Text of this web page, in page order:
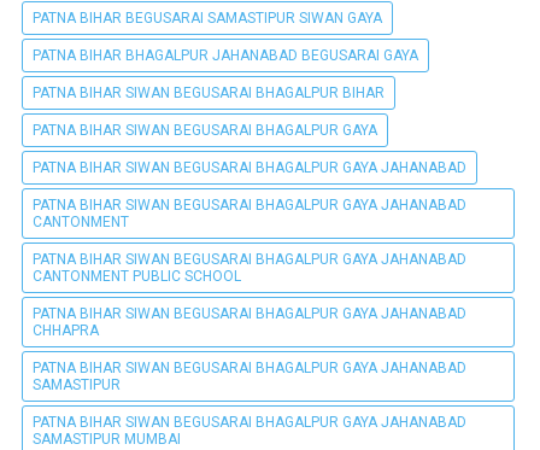
PATNA BIHAR BEGUSARAI SAMASTIPUR SIWAN GAYA
PATNA BIHAR BHAGALPUR JAHANABAD BEGUSARAI GAYA
PATNA BIHAR SIWAN BEGUSARAI BHAGALPUR BIHAR
PATNA BIHAR SIWAN BEGUSARAI BHAGALPUR GAYA
PATNA BIHAR SIWAN BEGUSARAI BHAGALPUR GAYA JAHANABAD
PATNA BIHAR SIWAN BEGUSARAI BHAGALPUR GAYA JAHANABAD
CANTONMENT
PATNA BIHAR SIWAN BEGUSARAI BHAGALPUR GAYA JAHANABAD
CANTONMENT PUBLIC SCHOOL
PATNA BIHAR SIWAN BEGUSARAI BHAGALPUR GAYA JAHANABAD
CHHAPRA
PATNA BIHAR SIWAN BEGUSARAI BHAGALPUR GAYA JAHANABAD
SAMASTIPUR
PATNA BIHAR SIWAN BEGUSARAI BHAGALPUR GAYA JAHANABAD
SAMASTIPUR MUMBAI